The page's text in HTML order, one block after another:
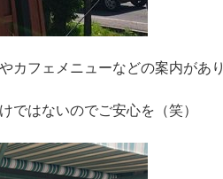
カフェメニューなどの案内があり
ではないのでご安心を（笑）